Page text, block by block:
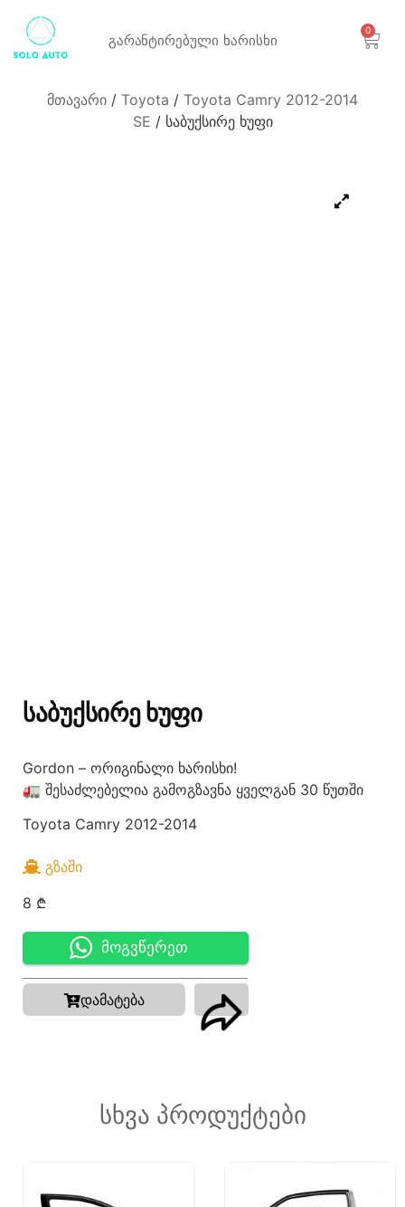
გარანტირებული ხარისხი
0
მთავარი / Toyota / Toyota Camry 2012-2014
SE / საბუქსირე ხუფი
ᲡᲐᲑᲣᲥᲡᲘᲠᲔ ᲮᲣᲤᲘ
Gordon – ორიგინალი ხარისხი!
🚛 შესაძლებელია გამოგზავნა ყველგან 30 წუთში
Toyota Camry 2012-2014
ᲒᲖᲐᲨᲘ
8 ₾
მოგვწერეთ
დამატება
სხვა პროდუქტები